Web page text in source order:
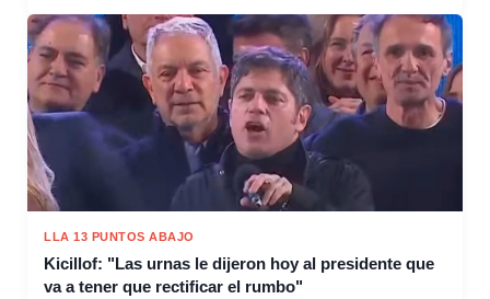
LLA 13 PUNTOS ABAJO
Kicillof: "Las urnas le dijeron hoy al presidente que
va a tener que rectificar el rumbo"